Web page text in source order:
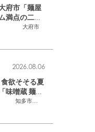
大府市
府市「麺屋
満点の二郎
てきた
知多市
,半田市
2026.08.06
欲そそる夏
味噌蔵 麺四
で登場／ち